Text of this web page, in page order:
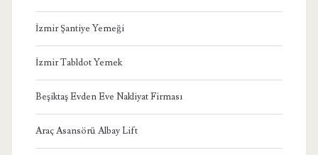
İzmir Şantiye Yemeği
İzmir Tabldot Yemek
Beşiktaş Evden Eve Nakliyat Firması
Araç Asansörü Albay Lift